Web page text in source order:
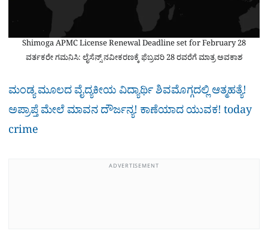
Shimoga APMC License Renewal Deadline set for February 28
ವರ್ತಕರೇ ಗಮನಿಸಿ: ಲೈಸೆನ್ಸ್ ನವೀಕರಣಕ್ಕೆ ಫೆಬ್ರವರಿ 28 ರವರೆಗೆ ಮಾತ್ರ ಅವಕಾಶ
ಮಂಡ್ಯ ಮೂಲದ ವೈದ್ಯಕೀಯ ವಿದ್ಯಾರ್ಥಿ ಶಿವಮೊಗ್ಗದಲ್ಲಿ ಆತ್ಮಹತ್ಯೆ!
ಅಪ್ರಾಪ್ತೆ ಮೇಲೆ ಮಾವನ ದೌರ್ಜನ್ಯ! ಕಾಣೆಯಾದ ಯುವಕ! today
crime
ADVERTISEMENT